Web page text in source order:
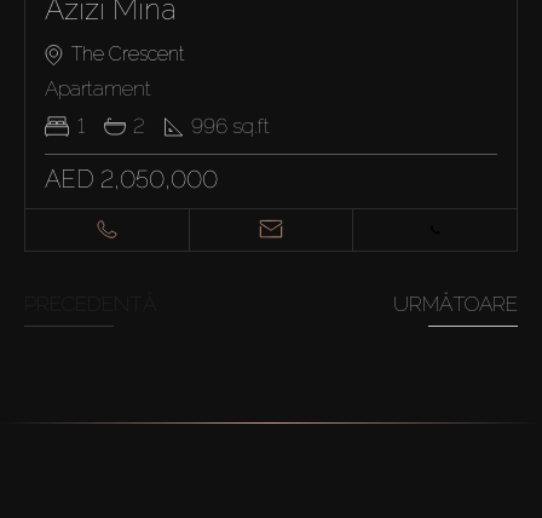
Azizi Mina
The Crescent
Apartament
1
2 996 sq.ft
AED 2,050,000
URMĂTOARE